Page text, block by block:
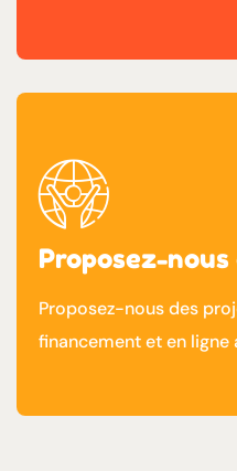
Proposez-
Proposez-nous des
financement et en ligne